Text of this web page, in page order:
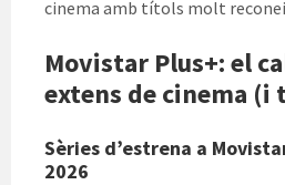
cinema amb títols molt
Movistar Plus+: el
extens de cinema (i
Sèries d’estrena a
2026